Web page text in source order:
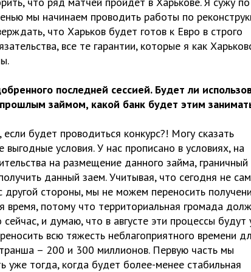
мы начинаем проводить работы по
что Харьков будет готов к Евро в строго
все те гарантии, которые я как
последней сессией. Будет ли
займом, какой банк будет этим
будет проводиться конкурс?! Могу сказать
условия. У нас прописано в условиях, на
на размещение данного займа, граничный
данный заем. Учитывая, что сегодня не
стороны, мы не можем переносить
время, потому что территориальная громада
и думаю, что в августе эти процессы будут
всю тяжесть неблагоприятного времени
– 200 и 300 миллионов. Первую часть мы
уже тогда, когда будет более-менее стабильная